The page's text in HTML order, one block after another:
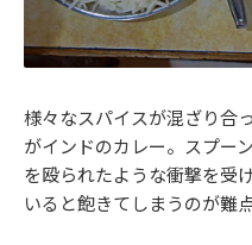
様々なスパイスが混ざり合
がインドのカレー。スプー
を殴られたような衝撃を受
いると飽きてしまうのが難点